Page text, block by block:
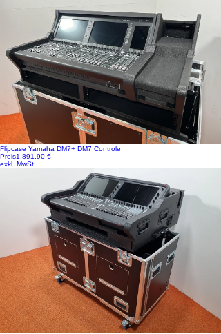
Flipcase Yamaha DM7+ DM7 Controle
Preis1.891,90 €
exkl. MwSt.